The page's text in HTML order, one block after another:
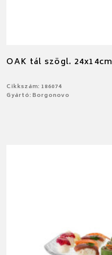
OAK tál szögl. 24x14cm
Cikkszám: 186074
Gyártó: Borgonovo